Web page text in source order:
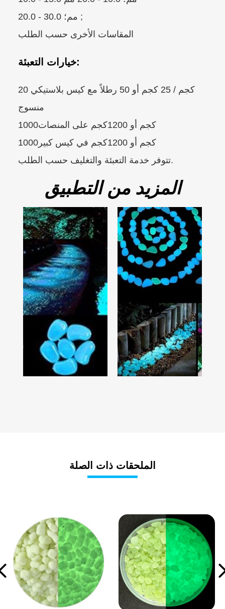
20.0 - 30.0 مم؛ ;
المقاسات الأخرى حسب الطلب
خيارات التعبئة:
20 كجم / 25 كجم أو 50 رطلاً مع كيس بلاستيكي
1000كجم أو 1200كجم على المنصات
1000كجم أو 1200كجم في كيس كبير
تتوفر خدمة التعبئة والتغليف حسب الطلب.
المزيد من التطبيق
الملحقات ذات الصلة